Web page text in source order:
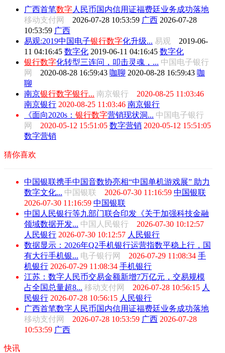
广西首笔数字人民币国内信用证福费廷业务成功落地
移动支付网 2026-07-28 10:53:59 广西 2026-07-28
10:53:59 广西
易观:2019中国电子银行数字化升级... 易观 2019-06-
11 04:16:45 数字化 2019-06-11 04:16:45 数字化
银行数字化转型三连问，叩击灵魂，... 中国电子银行
网 2020-08-28 16:59:43 咖聊 2020-08-28 16:59:43 咖
聊
南京银行数字银行... 南京银行 2020-08-25 11:03:46
南京银行 2020-08-25 11:03:46 南京银行
《面向2020s： 银行数字营销现状洞... 中国电子银行
网 2020-05-12 15:51:05 数字营销 2020-05-12 15:51:05
数字营销
猜你喜欢
中国银联携手中国音数协亮相“中国单机游戏展” 助力
数字文化... 中国银联 2026-07-30 11:16:59 中国银联
2026-07-30 11:16:59 中国银联
中国人民银行等九部门联合印发《关于加强科技金融
领域数据开发... 中国人民银行 2026-07-30 10:12:57
人民银行 2026-07-30 10:12:57 人民银行
数据显示：2026年Q2手机银行运营指数平稳上行，国
有大行手机银... 电子银行网 2026-07-29 11:08:34 手
机银行 2026-07-29 11:08:34 手机银行
江苏：数字人民币交易金额新增7万亿元，交易规模
占全国总量超8... 移动支付网 2026-07-28 10:56:15 人
民银行 2026-07-28 10:56:15 人民银行
广西首笔数字人民币国内信用证福费廷业务成功落地
移动支付网 2026-07-28 10:53:59 广西 2026-07-28
10:53:59 广西
快讯